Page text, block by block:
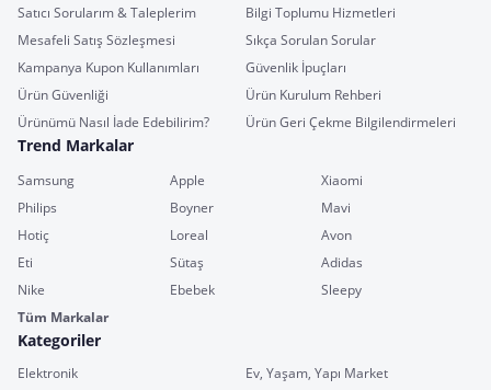
Satıcı Sorularım & Taleplerim
Bilgi Toplumu Hizmetleri
Mesafeli Satış Sözleşmesi
Sıkça Sorulan Sorular
Kampanya Kupon Kullanımları
Güvenlik İpuçları
Ürün Güvenliği
Ürün Kurulum Rehberi
Ürünümü Nasıl İade Edebilirim?
Ürün Geri Çekme Bilgilendirmeleri
Trend Markalar
Samsung Apple
Xiaomi
Philips
Boyner
Mavi
Hotiç
Loreal
Avon
Eti
Sütaş
Adidas
Nike
Ebebek
Sleepy
Tüm Markalar
Kategoriler
Elektronik
Ev, Yaşam, Yapı Market